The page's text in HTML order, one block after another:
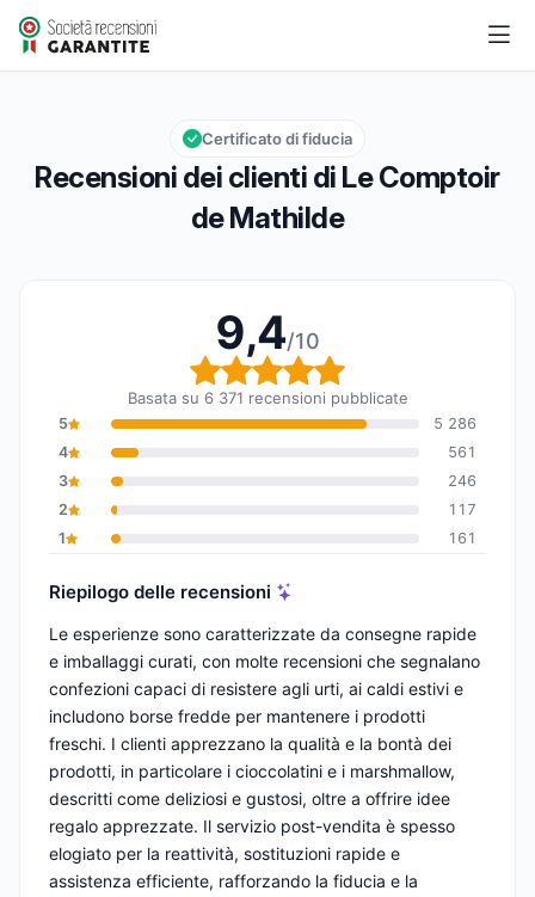
Le Comptoir de Mathilde
Valutazione globale: 9,4 su 10
9,4/10
Recensioni dei clienti di Le Comptoir
de Mathilde
Certificato di fiducia
9,4/10
Valutazione globale:
Basata su 6 371 recensioni pubblicate
5
5 286
4
561
3
246
2
117
1
161
Riepilogo delle recensioni
Le esperienze sono caratterizzate da consegne rapide
e imballaggi curati, con molte recensioni che segnalano
confezioni capaci di resistere agli urti, ai caldi estivi e
includono borse fredde per mantenere i prodotti
freschi. I clienti apprezzano la qualità e la bontà dei
prodotti, in particolare i cioccolatini e i marshmallow,
descritti come deliziosi e gustosi, oltre a offrire idee
regalo apprezzate. Il servizio post-vendita è spesso
elogiato per la reattività, sostituzioni rapide e
assistenza efficiente, rafforzando la fiducia e la